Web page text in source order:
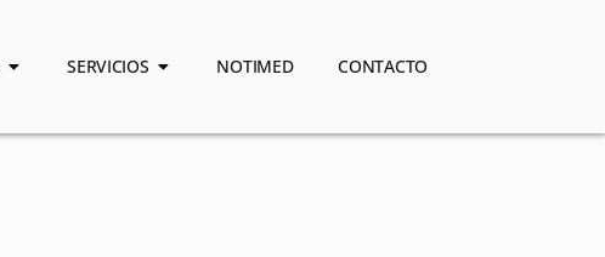
SERVICIOS NOTIMED CONTACTO